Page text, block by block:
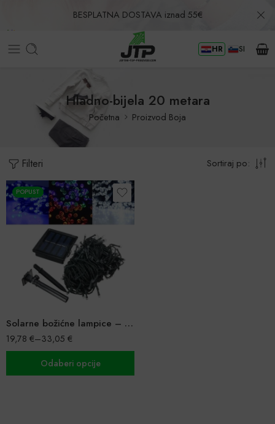
BESPLATNA DOSTAVA iznad 55€
Povrat u roku od 30 dana! HR SI
Hladno-bijela 20 metara
Početna Proizvod Boja
Filteri Sortiraj po:
POPUST
Solarne božićne lampice – 20m/10m
19,78 €–33,05 €
Odaberi opcije